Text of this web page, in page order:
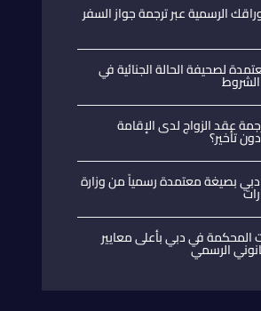
الرسمية عبر ترجمة جواز السفر
لصحيفة الحالة الجنائية في
عقد الزواج لدى الإقامة
تأخير؟
بصيغة معتمدة رسمياً من وزارة
في دبي بأعلى معايير
الرسمي